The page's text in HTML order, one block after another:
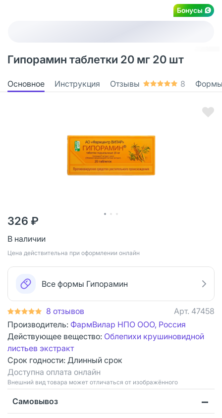
Бонусы
Гипорамин таблетки 20 мг 20 шт
Основное Инструкция Отзывы 8
326 ₽
В наличии
Цена действительна при оформлении онлайн
Все формы Гипорамин
8 отзывов Арт. 47458
Производитель: ФармВилар НПО ООО, Россия
Действующее вещество: Облепихи крушиновидной
листьев экстракт
Срок годности: Длинный срок
Доступна оплата онлайн
Bнешний вид товара может отличаться от изображённого
Самовывоз